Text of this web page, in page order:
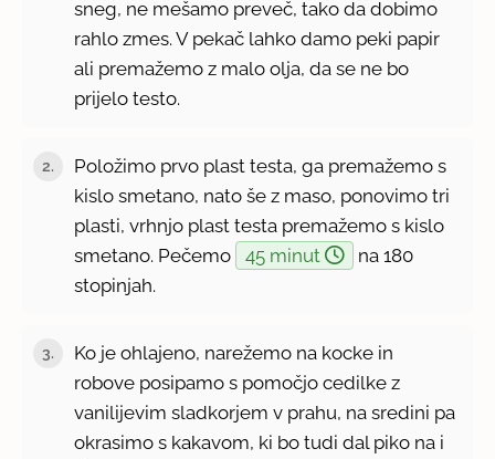
sneg, ne mešamo preveč, tako da dobimo
rahlo zmes. V pekač lahko damo peki papir
ali premažemo z malo olja, da se ne bo
prijelo testo.
2.
Položimo prvo plast testa, ga premažemo s
kislo smetano, nato še z maso, ponovimo tri
plasti, vrhnjo plast testa premažemo s kislo
smetano. Pečemo
45 minut
na 180
stopinjah.
3.
Ko je ohlajeno, narežemo na kocke in
robove posipamo s pomočjo cedilke z
vanilijevim sladkorjem v prahu, na sredini pa
okrasimo s kakavom, ki bo tudi dal piko na i